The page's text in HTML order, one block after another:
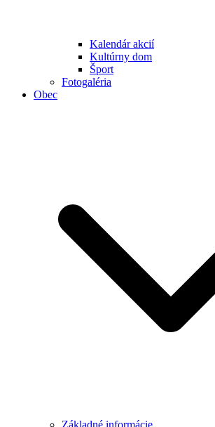
Kalendár akcií
Kultúrny dom
Šport
Fotogaléria
Obec
Základné informácie